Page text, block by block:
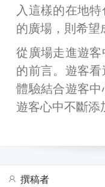
入這樣的在地
的廣場，則希望
從廣場走進遊
的前言。遊客
體驗結合遊客
遊客心中不斷添
撰稿者